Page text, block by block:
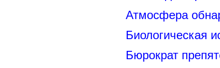
Атмосфера
Биологическая
Бюрократ